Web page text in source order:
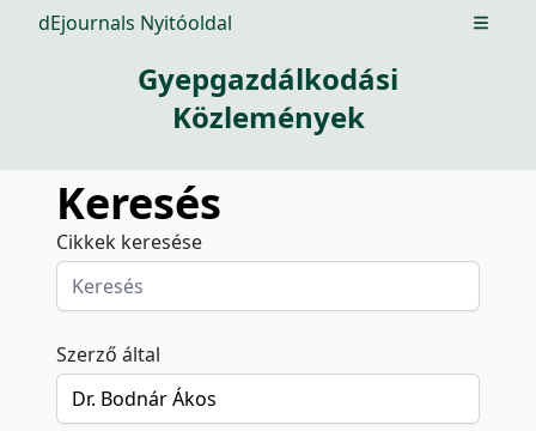
dEjournals Nyitóoldal Open
Gyepgazdálkodási
Közlemények
Keresés
Cikkek keresése
Szerző által